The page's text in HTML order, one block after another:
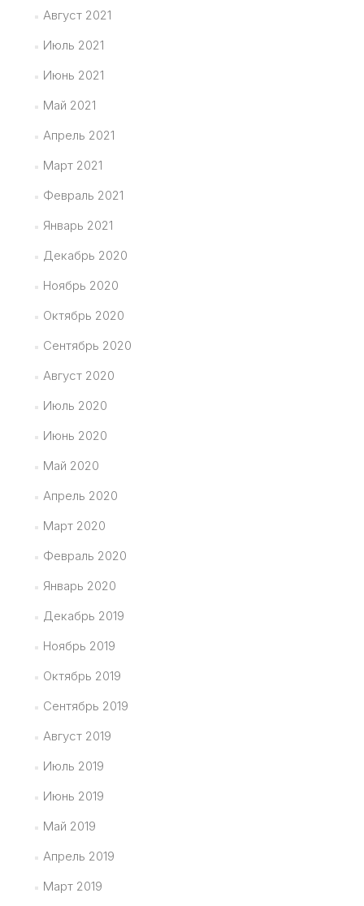
Август 2021
Июль 2021
Июнь 2021
Май 2021
Апрель 2021
Март 2021
Февраль 2021
Январь 2021
Декабрь 2020
Ноябрь 2020
Октябрь 2020
Сентябрь 2020
Август 2020
Июль 2020
Июнь 2020
Май 2020
Апрель 2020
Март 2020
Февраль 2020
Январь 2020
Декабрь 2019
Ноябрь 2019
Октябрь 2019
Сентябрь 2019
Август 2019
Июль 2019
Июнь 2019
Май 2019
Апрель 2019
Март 2019